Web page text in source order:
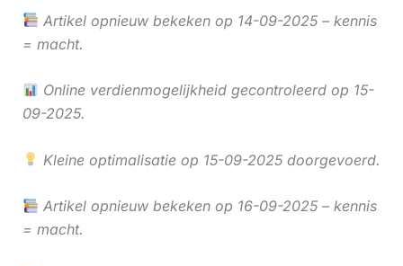
Artikel opnieuw bekeken op 14-09-2025 – kennis
= macht.
Online verdienmogelijkheid gecontroleerd op 15-
09-2025.
Kleine optimalisatie op 15-09-2025 doorgevoerd.
Artikel opnieuw bekeken op 16-09-2025 – kennis
= macht.